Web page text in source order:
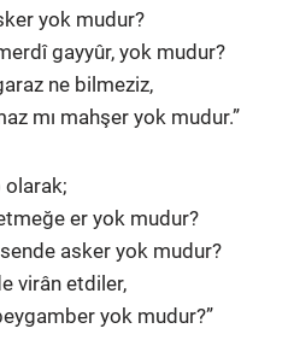
yok mudur?
gayyûr, yok mudur?
ne bilmeziz,
mı mahşer yok mudur.”
olarak;
er yok mudur?
asker yok mudur?
virân etdiler,
yok mudur?”